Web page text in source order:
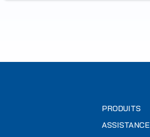
PRODUITS
ASSISTANCE